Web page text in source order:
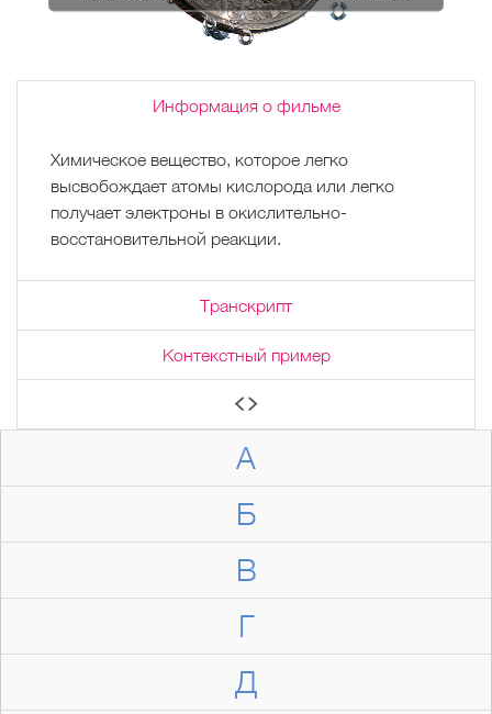
А
Б
В
Г
Д
Информация о фильме
Химическое вещество, которое легко
высвобождает атомы кислорода или легко
получает электроны в окислительно-
восстановительной реакции.
Транскрипт
Контекстный пример